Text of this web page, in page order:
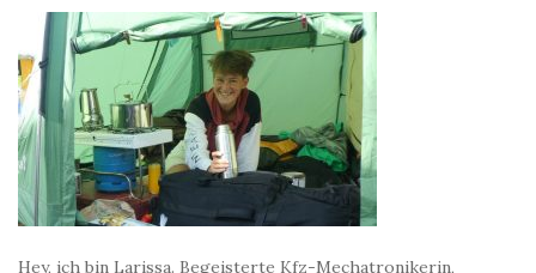
Hey, ich bin Larissa. Begeisterte Kfz-Mechatronikerin,